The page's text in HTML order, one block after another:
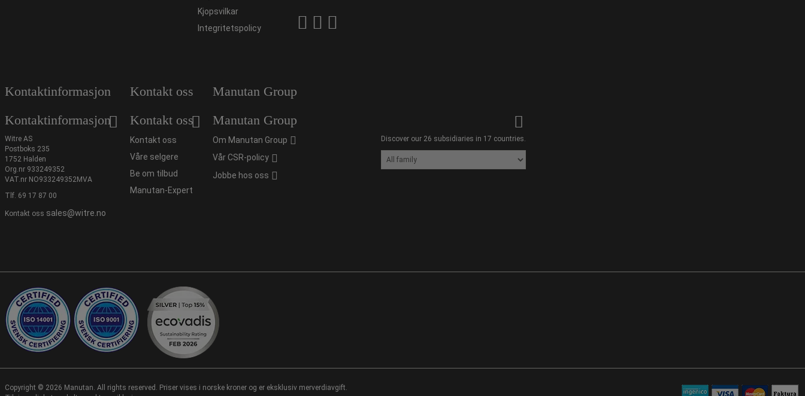
Kjopsvilkar
Integritetspolicy
Kontaktinformasjon
Kontaktinformasjon
Witre AS
Postboks 235
1752 Halden
Org.nr 933249352
VAT.nr NO933249352MVA
Tlf. 69 17 87 00
Kontakt oss sales@witre.no
Kontakt oss
Kontakt oss
Kontakt oss
Våre selgere
Be om tilbud
Manutan-Expert
Manutan Group
Manutan Group
Om Manutan Group
Vår CSR-policy
Jobbe hos oss
Discover our 26 subsidiaries in 17 countries.
Copyright © 2026 Manutan. All rights reserved. Priser vises i norske kroner og er eksklusiv merverdiavgift.